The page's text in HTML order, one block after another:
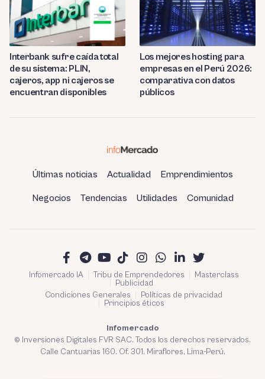
Interbank sufre caída total
de su sistema: PLIN,
cajeros, app ni cajeros se
encuentran disponibles
Los mejores hosting para
empresas en el Perú 2026:
comparativa con datos
públicos
Últimas noticias Actualidad Emprendimientos
Negocios Tendencias Utilidades Comunidad
Infomercado IA Tribu de Emprendedores
Masterclass
Publicidad
Condiciones Generales
Políticas de privacidad
Principios éticos
Infomercado
© Inversiones Digitales FVR SAC. Todos los derechos reservados.
Calle Cantuarias 160. Of. 301. Miraflores, Lima-Perú.